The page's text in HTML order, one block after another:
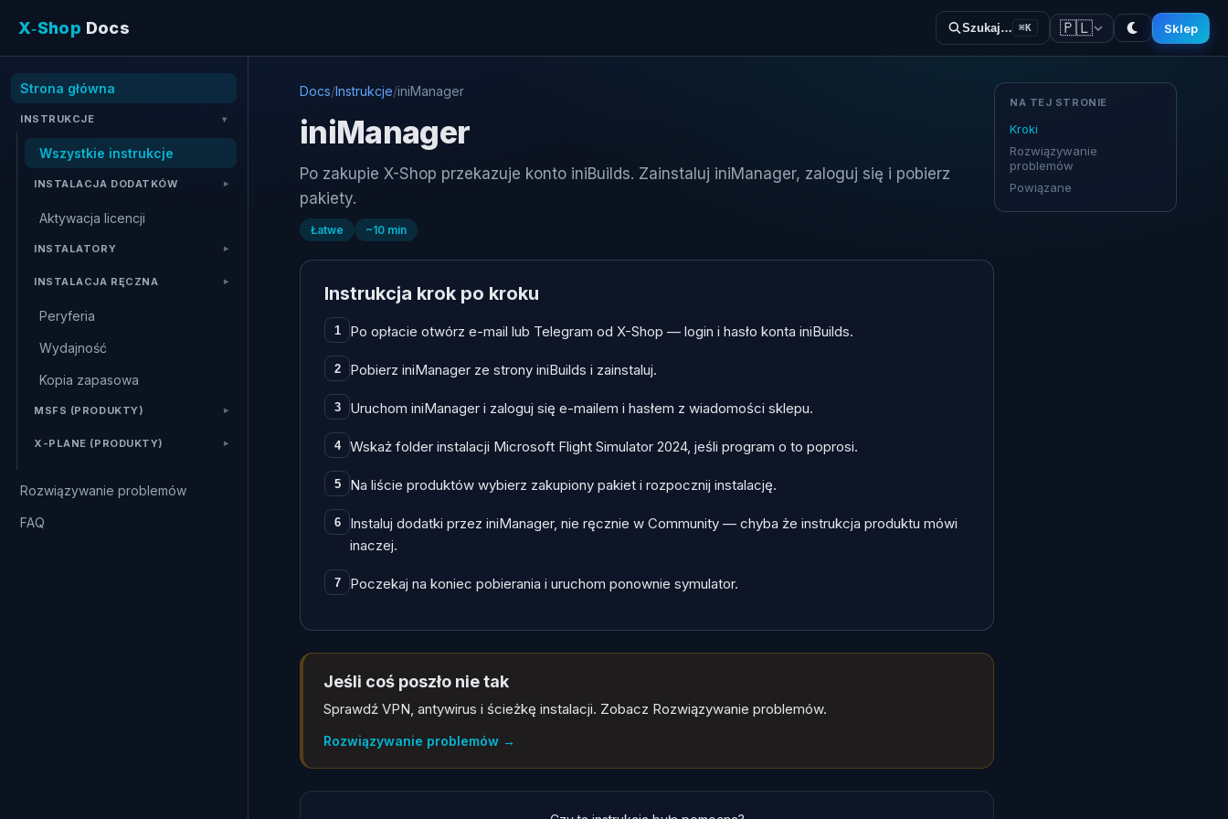
X‑Shop Docs Szukaj… ⌘K 🇵🇱 Sklep
Strona główna
INSTRUKCJE
Wszystkie instrukcje
INSTALACJA DODATKÓW
Aktywacja licencji
INSTALATORY
INSTALACJA RĘCZNA
Peryferia
Wydajność
Kopia zapasowa
MSFS (PRODUKTY)
X-PLANE (PRODUKTY)
Rozwiązywanie problemów
FAQ
Docs/Instrukcje/iniManager
iniManager
Po zakupie X-Shop przekazuje konto iniBuilds. Zainstaluj iniManager, zaloguj się i pobierz
pakiety.
Łatwe ~10 min
Instrukcja krok po kroku
1 Po opłacie otwórz e-mail lub Telegram od X-Shop — login i hasło konta iniBuilds.
2 Pobierz iniManager ze strony iniBuilds i zainstaluj.
3 Uruchom iniManager i zaloguj się e-mailem i hasłem z wiadomości sklepu.
4 Wskaż folder instalacji Microsoft Flight Simulator 2024, jeśli program o to poprosi.
5 Na liście produktów wybierz zakupiony pakiet i rozpocznij instalację.
6
Instaluj dodatki przez iniManager, nie ręcznie w Community — chyba że instrukcja produktu mówi
inaczej.
7 Poczekaj na koniec pobierania i uruchom ponownie symulator.
Jeśli coś poszło nie tak
Sprawdź VPN, antywirus i ścieżkę instalacji. Zobacz Rozwiązywanie problemów.
Rozwiązywanie problemów →
NA TEJ STRONIE
Kroki
Rozwiązywanie
problemów
Powiązane